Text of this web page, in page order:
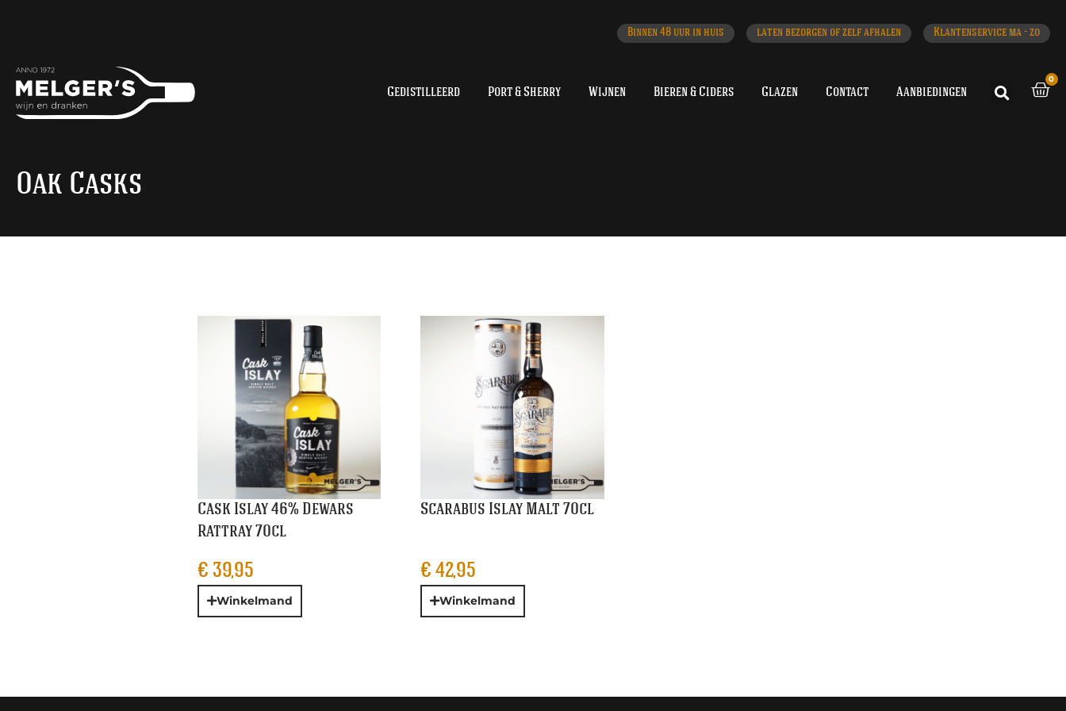
Binnen 48 uur in huis laten bezorgen of zelf afhalen Klantenservice ma - zo
Gedistilleerd Port & Sherry Wijnen Bieren & Ciders Glazen Contact Aanbiedingen
0
Oak Casks
Cask Islay 46% Dewars
Rattray 70cl
€ 39,95
Winkelmand
Scarabus Islay Malt 70cl
€ 42,95
Winkelmand